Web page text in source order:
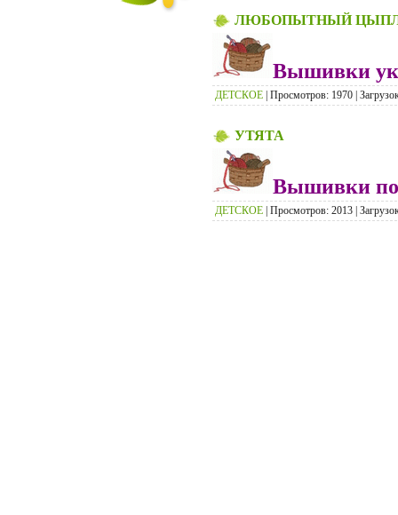
ЛЮБОПЫТНЫЙ
Вышивки
ДЕТСКОЕ | Просмотров: 1970 |
УТЯТА
Вышивки
ДЕТСКОЕ | Просмотров: 2013 |